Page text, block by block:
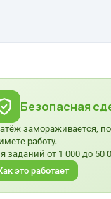
Безопасная
замораживается,
работу.
заданий от 1 000 до 50
это работает